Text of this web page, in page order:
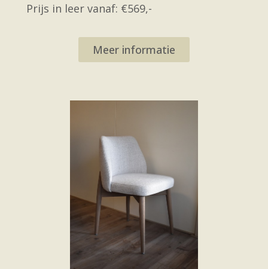
Prijs in leer vanaf: €569,-
Meer informatie